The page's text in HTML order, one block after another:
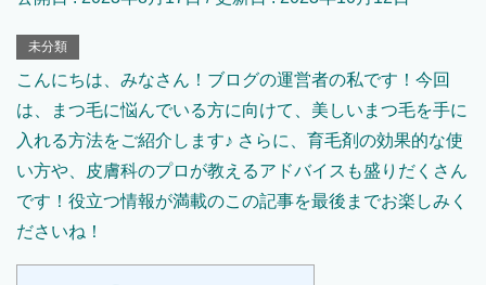
未分類
こんにちは、みなさん！ブログの運営者の私です！今回
は、まつ毛に悩んでいる方に向けて、美しいまつ毛を手に
入れる方法をご紹介します♪ さらに、育毛剤の効果的な使
い方や、皮膚科のプロが教えるアドバイスも盛りだくさん
です！役立つ情報が満載のこの記事を最後までお楽しみく
ださいね！